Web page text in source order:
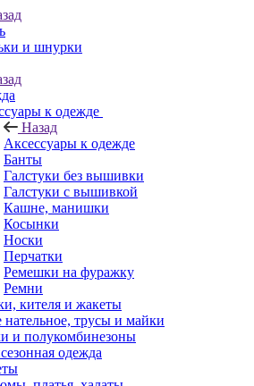
и шнурки
к одежде
Назад
Аксессуары к одежде
Банты
Галстуки без вышивки
Галстуки с вышивкой
Кашне, манишки
Косынки
Носки
Перчатки
Ремешки на фуражку
Ремни
кителя и жакеты
нательное, трусы и майки
и полукомбинезоны
одежда